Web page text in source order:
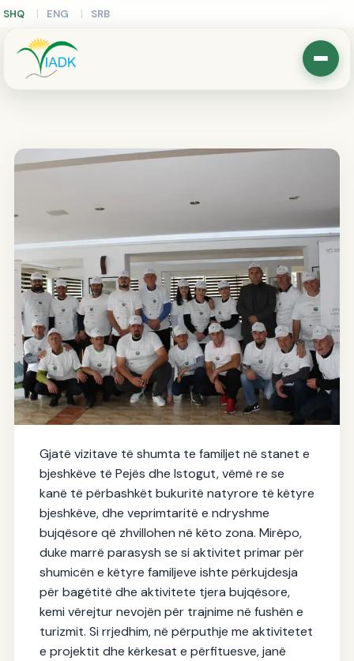
SHQ ENG SRB
Përmirësimi i shërbimeve turistike në
stanet e bjeshkëve të Pejës dhe Istogut
16.07.2025
Gjatë vizitave të shumta te familjet në stanet e
bjeshkëve të Pejës dhe Istogut, vëmë re se
kanë të përbashkët bukuritë natyrore të këtyre
bjeshkëve, dhe veprimtaritë e ndryshme
bujqësore që zhvillohen në këto zona. Mirëpo,
duke marrë parasysh se si aktivitet primar për
shumicën e këtyre familjeve ishte përkujdesja
për bagëtitë dhe aktivitete tjera bujqësore,
kemi vërejtur nevojën për trajnime në fushën e
turizmit. Si rrjedhim, në përputhje me aktivitetet
e projektit dhe kërkesat e përfituesve, janë